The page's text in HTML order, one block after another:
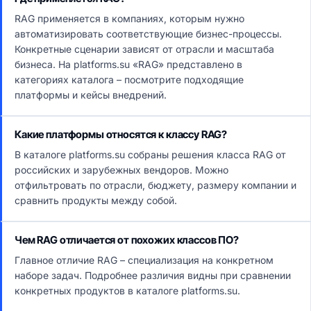
RAG применяется в компаниях, которым нужно
автоматизировать соответствующие бизнес-процессы.
Конкретные сценарии зависят от отрасли и масштаба
бизнеса. На platforms.su «RAG» представлено в
категориях каталога – посмотрите подходящие
платформы и кейсы внедрений.
Какие платформы относятся к классу RAG?
В каталоге platforms.su собраны решения класса RAG от
российских и зарубежных вендоров. Можно
отфильтровать по отрасли, бюджету, размеру компании и
сравнить продукты между собой.
Чем RAG отличается от похожих классов ПО?
Главное отличие RAG – специализация на конкретном
наборе задач. Подробнее различия видны при сравнении
конкретных продуктов в каталоге platforms.su.